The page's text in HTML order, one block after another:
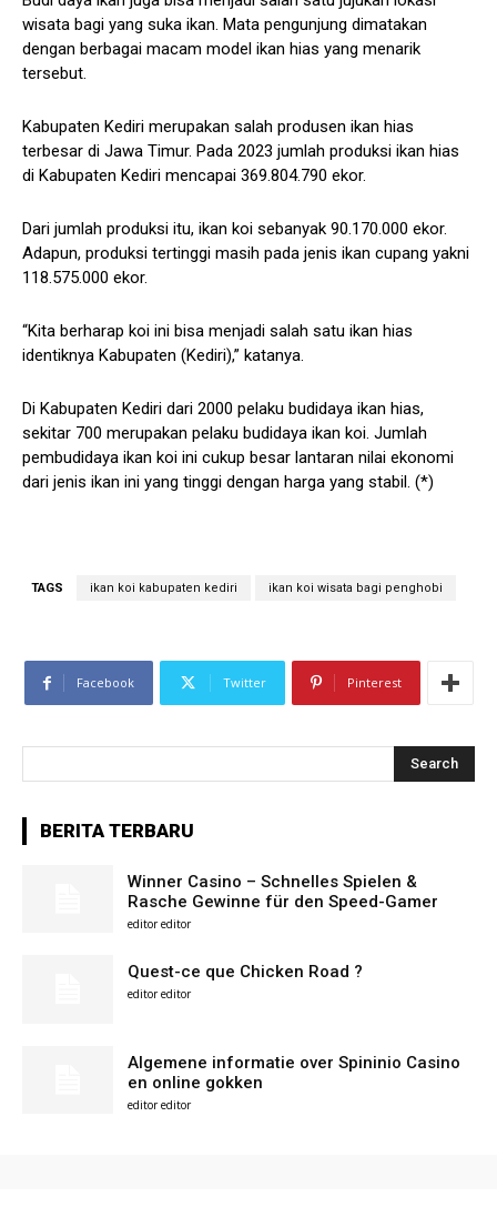
wisata bagi yang suka ikan. Mata pengunjung dimatakan
dengan berbagai macam model ikan hias yang menarik
tersebut.
Kabupaten Kediri merupakan salah produsen ikan hias
terbesar di Jawa Timur. Pada 2023 jumlah produksi ikan hias
di Kabupaten Kediri mencapai 369.804.790 ekor.
Dari jumlah produksi itu, ikan koi sebanyak 90.170.000 ekor.
Adapun, produksi tertinggi masih pada jenis ikan cupang yakni
118.575.000 ekor.
“Kita berharap koi ini bisa menjadi salah satu ikan hias
identiknya Kabupaten (Kediri),” katanya.
Di Kabupaten Kediri dari 2000 pelaku budidaya ikan hias,
sekitar 700 merupakan pelaku budidaya ikan koi. Jumlah
pembudidaya ikan koi ini cukup besar lantaran nilai ekonomi
dari jenis ikan ini yang tinggi dengan harga yang stabil. (*)
TAGS ikan koi kabupaten kediri ikan koi wisata bagi penghobi
Facebook Twitter Pinterest
Search
BERITA TERBARU
Winner Casino – Schnelles Spielen &
Rasche Gewinne für den Speed-Gamer
editor editor
Quest-ce que Chicken Road ?
editor editor
Algemene informatie over Spininio Casino
en online gokken
editor editor